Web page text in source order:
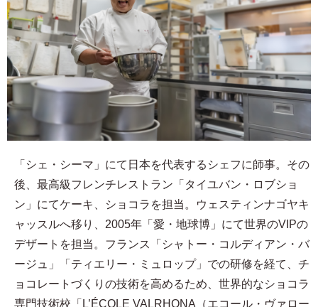
「シェ・シーマ」にて日本を代表するシェフに師事。その
後、最高級フレンチレストラン「タイユバン・ロブショ
ン」にてケーキ、ショコラを担当。ウェスティンナゴヤキ
ャッスルへ移り、2005年「愛・地球博」にて世界のVIPの
デザートを担当。フランス「シャトー・コルディアン・バ
ージュ」「ティエリー・ミュロップ」での研修を経て、チ
ョコレートづくりの技術を高めるため、世界的なショコラ
専門技術校「L’ÉCOLE VALRHONA（エコール・ヴァロー